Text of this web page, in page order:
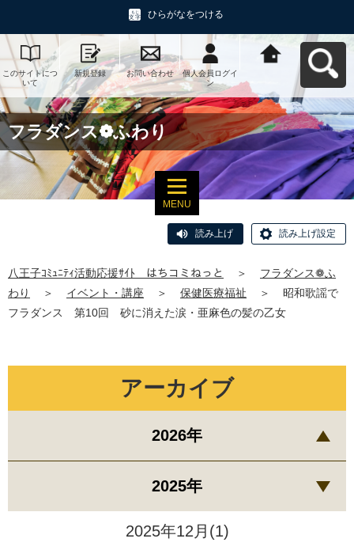
ひらがなをつける
このサイトにつ
いて
新規登録 お問い合わせ
個人会員ログイ
ン
動応援ｻｲﾄ はち
コミねっとへ戻
る
フラダンス❁ふわり
MENU
読み上げ 読み上げ設定
八王子ｺﾐｭﾆﾃｨ活動応援ｻｲﾄ はちコミねっと ＞
フラダンス❁ふ
わり
＞ イベント・講座 ＞ 保健医療福祉 ＞
昭和歌謡で
フラダンス 第10回 砂に消えた涙・亜麻色の髪の乙女
アーカイブ
2026年
2025年
2025年12月(1)